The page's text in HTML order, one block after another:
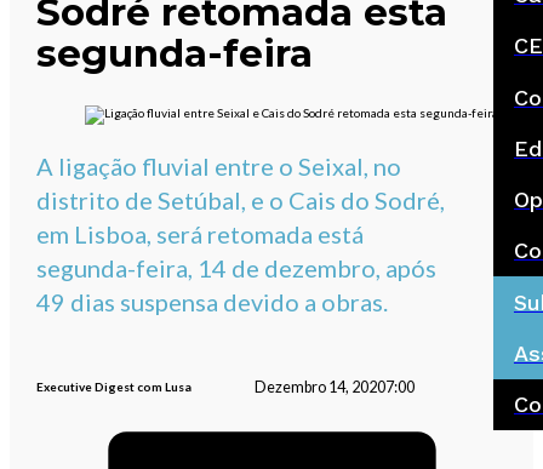
Sodré retomada esta
segunda-feira
A ligação fluvial entre o Seixal, no
distrito de Setúbal, e o Cais do Sodré,
em Lisboa, será retomada está
segunda-feira, 14 de dezembro, após
49 dias suspensa devido a obras.
Executive Digest com Lusa Dezembro 14, 20207:00